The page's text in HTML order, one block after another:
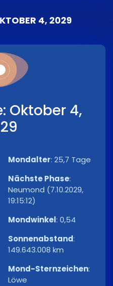
4, 2029
Oktober 4,
Mondalter: 25,7 Tage
Nächste Phase:
Neumond (7.10.2029,
19:15:12)
Mondwinkel: 0,54
Sonnenabstand:
149.643.008 km
Mond-Sternzeichen:
Löwe